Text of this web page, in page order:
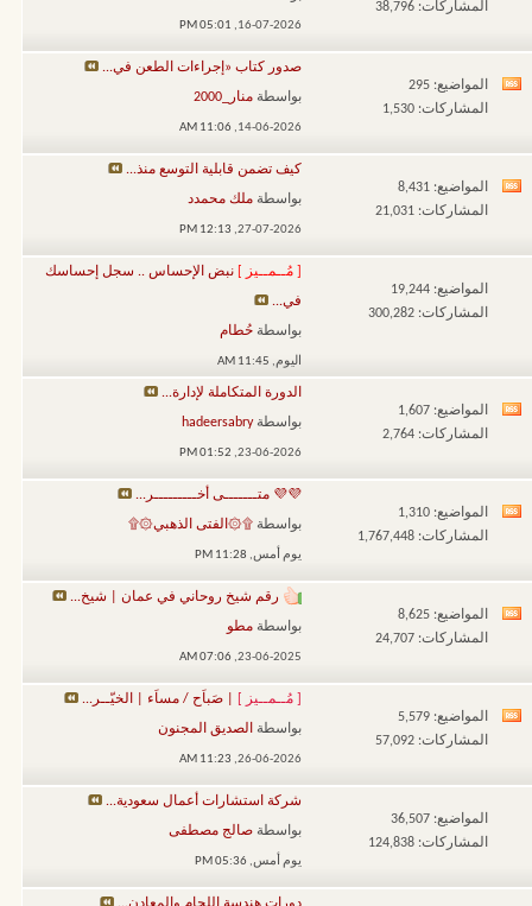
هذا
المنتدى
المشاركات: 38,796
16-07-2026,
05:01 PM
مشاهدة
هذا
المنتدى
المواضيع: 295
المشاركات: 1,530
صدور كتاب «إجراءات الطعن في...
بواسطة منار_2000
14-06-2026,
11:06 AM
مشاهدة
هذا
المنتدى
المواضيع: 8,431
المشاركات: 21,031
كيف تضمن قابلية التوسع منذ...
بواسطة ملك محمدد
27-07-2026,
12:13 PM
المواضيع: 19,244
المشاركات: 300,282
[ مُــمــيز ] نبض الإحساس .. سجل إحساسك
في...
بواسطة حُطام
اليوم, 11:45 AM
مشاهدة
هذا
المنتدى
المواضيع: 1,607
المشاركات: 2,764
الدورة المتكاملة لإدارة...
بواسطةhadeersabry
23-06-2026,
01:52 PM
مشاهدة
هذا
المنتدى
المواضيع: 1,310
المشاركات: 1,767,448
💜💜 متـــــــى أخـــــــــر...
بواسطة ۩۞الفتى الذهبي۞۩
يوم أمس, 11:28 PM
مشاهدة
هذا
المنتدى
المواضيع: 8,625
المشاركات: 24,707
رقم شيخ روحاني في عمان | شيخ...
بواسطة مطو
23-06-2025,
07:06 AM
مشاهدة
هذا
المنتدى
المواضيع: 5,579
المشاركات: 57,092
[ مُــمــيز ] | صَباَح / مساَء | الخيّــر...
بواسطة الصديق المجنون
26-06-2026,
11:23 AM
المواضيع: 36,507
المشاركات: 124,838
شركة استشارات أعمال سعودية...
بواسطة صالج مصطفى
يوم أمس, 05:36 PM